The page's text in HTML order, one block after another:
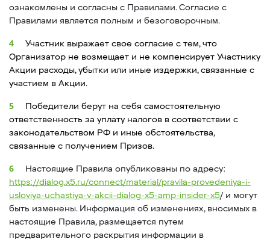
ознакомлены и согласны с Правилами. Согласие с
Правилами является полным и безоговорочным.
Участник выражает свое согласие с тем, что
Организатор не возмещает и не компенсирует Участнику
Акции расходы, убытки или иные издержки, связанные с
участием в Акции.
Победители берут на себя самостоятельную
ответственность за уплату налогов в соответствии с
законодательством РФ и иные обстоятельства,
связанные с получением Призов.
Настоящие Правила опубликованы по адресу:
https://dialog.x5.ru/connect/material/pravila-provedeniya-i-
usloviya-uchastiya-v-akcii-dialog-x5-amp-insider-x5/ и могут
быть изменены. Информация об изменениях, вносимых в
настоящие Правила, размещается путем
предварительного раскрытия информации в